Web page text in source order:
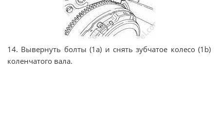
14. Вывернуть болты (1a) и снять зубчатое колесо (1b)
коленчатого вала.